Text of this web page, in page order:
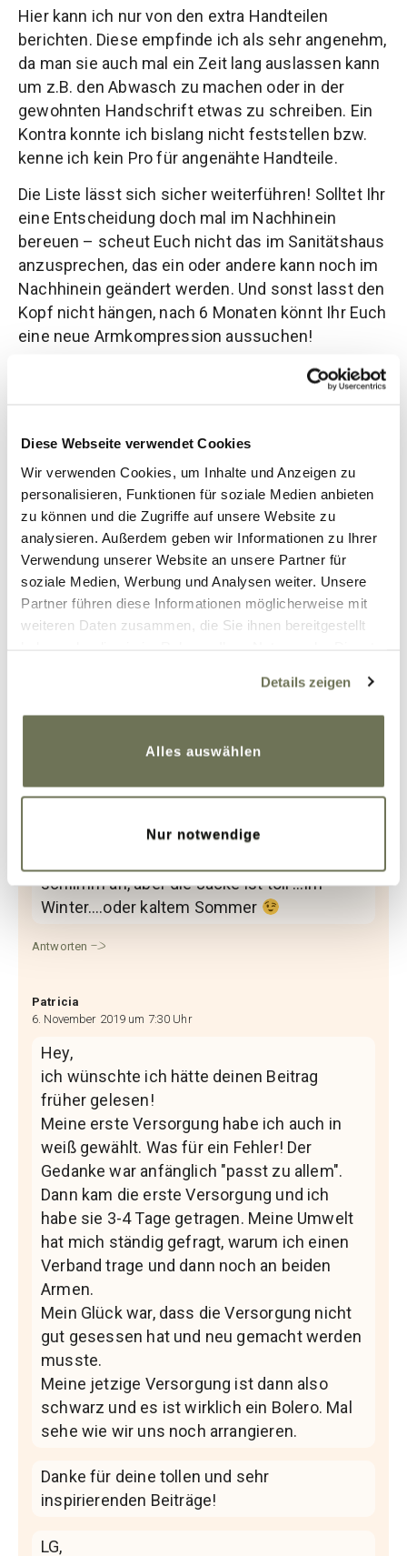
Diese Webseite verwendet Cookies
Wir verwenden Cookies, um Inhalte und Anzeigen zu
personalisieren, Funktionen für soziale Medien anbieten
zu können und die Zugriffe auf unsere Website zu
analysieren. Außerdem geben wir Informationen zu Ihrer
Verwendung unserer Website an unsere Partner für
soziale Medien, Werbung und Analysen weiter. Unsere
Partner führen diese Informationen möglicherweise mit
weiteren Daten zusammen, die Sie ihnen bereitgestellt
Cookies, wenn Sie unsere Webseite weiterhin nutzen.
Weitere Informationen finden Sie in unserer
Details zeigen
Alles auswählen
Nur notwendige
Hier kann ich nur von den extra Handteilen
berichten. Diese empfinde ich als sehr angenehm,
da man sie auch mal ein Zeit lang auslassen kann
um z.B. den Abwasch zu machen oder in der
gewohnten Handschrift etwas zu schreiben. Ein
Kontra konnte ich bislang nicht feststellen bzw.
kenne ich kein Pro für angenähte Handteile.
Die Liste lässt sich sicher weiterführen! Solltet Ihr
eine Entscheidung doch mal im Nachhinein
bereuen – scheut Euch nicht das im Sanitätshaus
anzusprechen, das ein oder andere kann noch im
Nachhinein geändert werden. Und sonst lasst den
Kopf nicht hängen, nach 6 Monaten könnt Ihr Euch
eine neue Armkompression aussuchen!
26. Oktober 2017
Beitrag teilen
Kommentare
Hi Kathi,
Toll geschrieben und wirklich hilfreich. Ich
gelesen als es bei mir soweit war
heute (nach Arzt-und Sanihauswechsel) ist
schlimm an, aber die Jacke ist toll …im
Winter….oder kaltem Sommer
Antworten
Patricia
6. November 2019 um 7:30 Uhr
Hey,
ich wünschte ich hätte deinen Beitrag
früher gelesen!
Meine erste Versorgung habe ich auch in
weiß gewählt. Was für ein Fehler! Der
Gedanke war anfänglich "passt zu allem".
Dann kam die erste Versorgung und ich
habe sie 3-4 Tage getragen. Meine Umwelt
hat mich ständig gefragt, warum ich einen
Verband trage und dann noch an beiden
Armen.
Mein Glück war, dass die Versorgung nicht
gut gesessen hat und neu gemacht werden
musste.
Meine jetzige Versorgung ist dann also
schwarz und es ist wirklich ein Bolero. Mal
sehe wie wir uns noch arrangieren.
Danke für deine tollen und sehr
inspirierenden Beiträge!
LG,